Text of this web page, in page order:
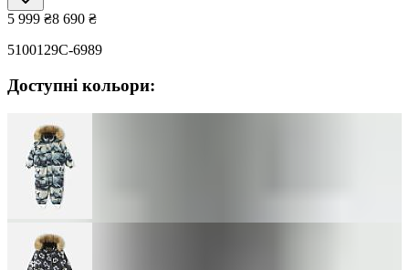
5 999 ₴8 690 ₴
5100129C-6989
Доступні кольори: